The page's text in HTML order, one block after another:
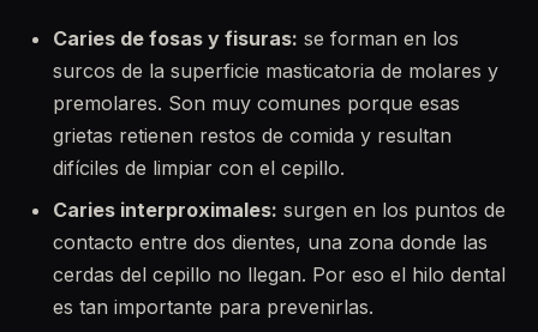
Caries de fosas y fisuras: se forman en los
surcos de la superficie masticatoria de molares y
premolares. Son muy comunes porque esas
grietas retienen restos de comida y resultan
difíciles de limpiar con el cepillo.
Caries interproximales: surgen en los puntos de
contacto entre dos dientes, una zona donde las
cerdas del cepillo no llegan. Por eso el hilo dental
es tan importante para prevenirlas.